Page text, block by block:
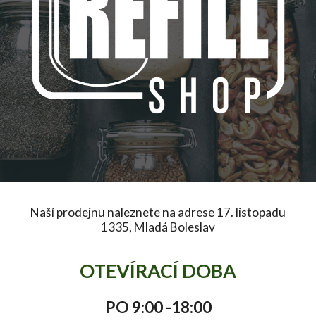
Naší prodejnu naleznete na adrese 17. listopadu
1335, Mladá Boleslav
OTEVÍRACÍ DOBA
PO 9:00 -18:00